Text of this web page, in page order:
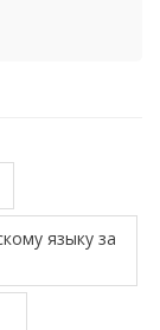
языку за